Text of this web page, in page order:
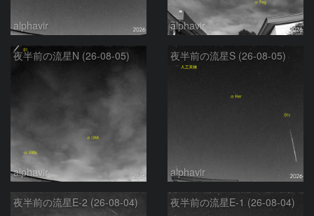
alphavir alphavir
夜半前の流星N (26-08-05)
alphavir
夜半前の流星S (26-08-05)
alphavir
夜半前の流星E-2 (26-08-04) 夜半前の流星E-1 (26-08-04)